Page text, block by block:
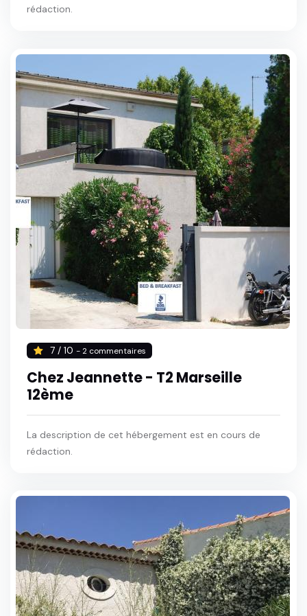
rédaction.
7 / 10 - 2 commentaires
Chez Jeannette - T2 Marseille
12ème
La description de cet hébergement est en cours de
rédaction.